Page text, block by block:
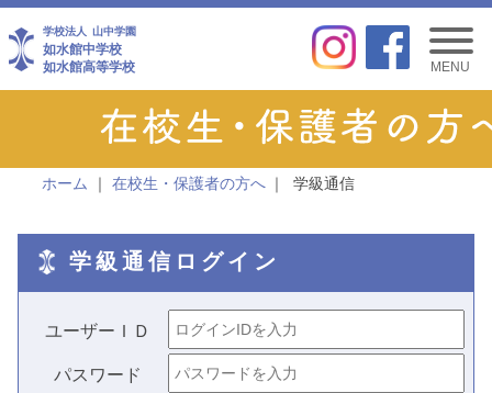
学校法人 山中学園
如水館中学校
如水館高等学校
MENU
ホーム 在校生・保護者の方へ 学級通信
学級通信ログイン
ユーザーＩＤ
パスワード